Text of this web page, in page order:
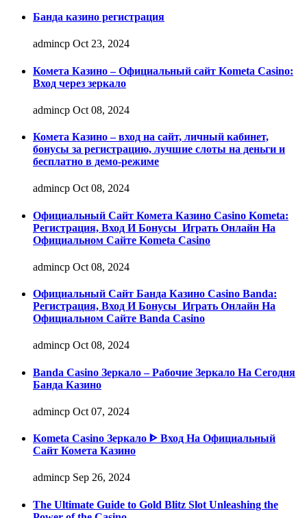
Банда казино регистрация
admincp Oct 23, 2024
Комета Казино – Официальный сайт Kometa Casino:
Вход через зеркало
admincp Oct 08, 2024
Комета Казино – вход на сайт, личный кабинет,
бонусы за регистрацию, лучшие слоты на деньги и
бесплатно в демо-режиме
admincp Oct 08, 2024
Официальный Сайт Комета Казино Casino Kometa:
Регистрация, Вход И Бонусы ️ Играть Онлайн На
Официальном Сайте Kometa Casino
admincp Oct 08, 2024
Официальный Сайт Банда Казино Casino Banda:
Регистрация, Вход И Бонусы ️ Играть Онлайн На
Официальном Сайте Banda Casino
admincp Oct 08, 2024
Banda Casino Зеркало – Рабочие Зеркало На Сегодня
Банда Казино
admincp Oct 07, 2024
Kometa Casino Зеркало ᐈ Вход На Официальный
Сайт Комета Казино
admincp Sep 26, 2024
The Ultimate Guide to Gold Blitz Slot Unleashing the